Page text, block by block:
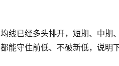
线已经多头排开，短期、中期
能守住前低、不破新低，说明